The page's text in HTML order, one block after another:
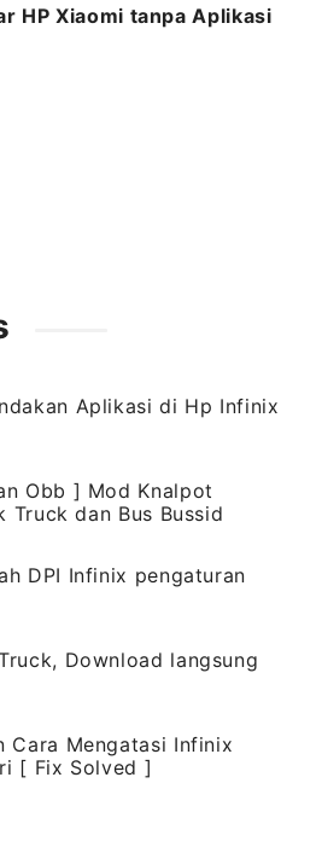
HP Xiaomi tanpa Aplikasi
Aplikasi di Hp Infinix
Obb ] Mod Knalpot
Truck dan Bus Bussid
DPI Infinix pengaturan
Download langsung
Cara Mengatasi Infinix
[ Fix Solved ]